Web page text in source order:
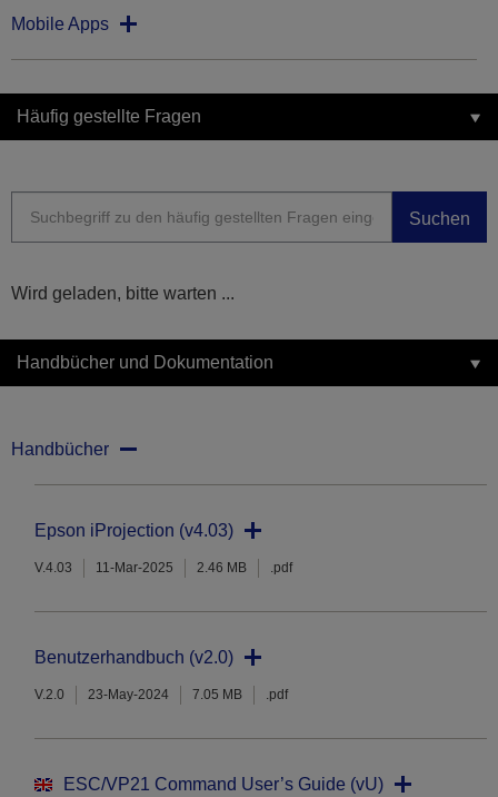
Mobile Apps
Häufig gestellte Fragen
Suchen
Wird geladen, bitte warten ...
Handbücher und Dokumentation
Handbücher
Epson iProjection (v4.03)
V.4.03 11-Mar-2025 2.46 MB .pdf
Benutzerhandbuch (v2.0)
V.2.0 23-May-2024 7.05 MB .pdf
ESC/VP21 Command User’s Guide (vU)